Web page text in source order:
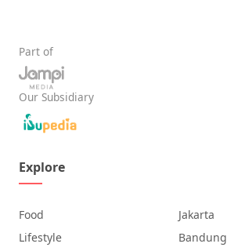
Part of
Our Subsidiary
Explore
Food
Lifestyle
Jakarta
Bandung